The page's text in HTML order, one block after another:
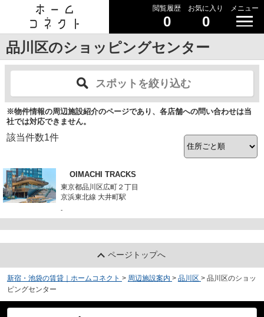
閲覧履歴
0
お気に入り
0
メニュー
品川区のショッピングセンター
スポットを絞り込む
※物件情報の周辺施設紹介のページであり、各店舗への問い合わせは当
社では対応できません。
該当件数1件
OIMACHI TRACKS
東京都品川区広町２丁目
京浜東北線 大井町駅
-
ページトップへ
新宿・池袋の賃貸｜ホームコネクト > 周辺施設案内 > 品川区 > 品川区のショッ
ピングセンター